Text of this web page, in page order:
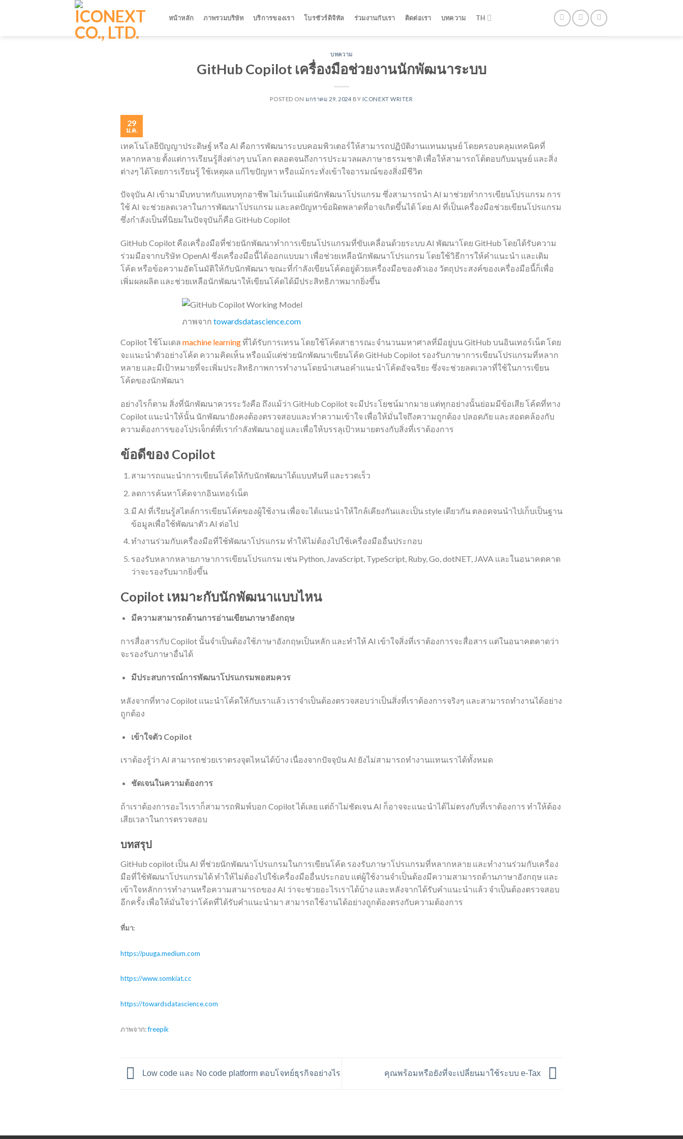
หน้าหลัก ภาพรวมบริษัท บริการของเรา โบรชัวร์ดิจิทัล ร่วมงานกับเรา ติดต่อเรา บทความ TH
บทความ
GitHub Copilot เครื่องมือช่วยงานนักพัฒนาระบบ
POSTED ONมกราคม 29, 2024 BY ICONEXT WRITER
29
ม.ค.
เทคโนโลยีปัญญาประดิษฐ์ หรือ AI คือการพัฒนาระบบคอมพิวเตอร์ให้สามารถปฏิบัติงานแทนมนุษย์ โดยครอบคลุมเทคนิคที่
หลากหลาย ตั้งแต่การเรียนรู้สิ่งต่างๆ บนโลก ตลอดจนถึงการประมวลผลภาษาธรรมชาติ เพื่อให้สามารถโต้ตอบกับมนุษย์ และสิ่ง
ต่างๆ ได้โดยการเรียนรู้ ใช้เหตุผล แก้ไขปัญหา หรือแม้กระทั่งเข้าใจอารมณ์ของสิ่งมีชีวิต
ปัจจุบัน AI เข้ามามีบทบาทกับแทบทุกอาชีพ ไม่เว้นแม้แต่นักพัฒนาโปรแกรม ซึ่งสามารถนำ AI มาช่วยทำการเขียนโปรแกรม การ
ใช้ AI จะช่วยลดเวลาในการพัฒนาโปรแกรม และลดปัญหาข้อผิดพลาดที่อาจเกิดขึ้นได้ โดย AI ที่เป็นเครื่องมือช่วยเขียนโปรแกรม
ซึ่งกำลังเป็นที่นิยมในปัจจุบันก็คือ GitHub Copilot
GitHub Copilot คือเครื่องมือที่ช่วยนักพัฒนาทำการเขียนโปรแกรมที่ขับเคลื่อนด้วยระบบ AI พัฒนาโดย GitHub โดยได้รับความ
ร่วมมือจากบริษัท OpenAI ซึ่งเครื่องมือนี้ได้ออกแบบมา เพื่อช่วยเหลือนักพัฒนาโปรแกรม โดยใช้วิธีการให้คำแนะนำ และเติม
โค้ด หรือข้อความอัตโนมัติให้กับนักพัฒนา ขณะที่กำลังเขียนโค้ดอยู่ด้วยเครื่องมือของตัวเอง วัตถุประสงค์ของเครื่องมือนี้ก็เพื่อ
เพิ่มผลผลิต และช่วยเหลือนักพัฒนาให้เขียนโค้ดได้มีประสิทธิภาพมากยิ่งขึ้น
ภาพจากtowardsdatascience.com
Copilot ใช้โมเดล machine learningที่ได้รับการเทรน โดยใช้โค้ดสาธารณะจำนวนมหาศาลที่มีอยู่บน GitHub บนอินเทอร์เน็ต โดย
จะแนะนำตัวอย่างโค้ด ความคิดเห็น หรือแม้แต่ช่วยนักพัฒนาเขียนโค้ด GitHub Copilot รองรับภาษาการเขียนโปรแกรมที่หลาก
หลาย และมีเป้าหมายที่จะเพิ่มประสิทธิภาพการทำงานโดยนำเสนอคำแนะนำโค้ดอัจฉริยะ ซึ่งจะช่วยลดเวลาที่ใช้ในการเขียน
โค้ดของนักพัฒนา
อย่างไรก็ตาม สิ่งที่นักพัฒนาควรระวังคือ ถึงแม้ว่า GitHub Copilot จะมีประโยชน์มากมาย แต่ทุกอย่างนั้นย่อมมีข้อเสีย โค้ดที่ทาง
Copilot แนะนำให้นั้น นักพัฒนายังคงต้องตรวจสอบและทำความเข้าใจ เพื่อให้มั่นใจถึงความถูกต้อง ปลอดภัย และสอดคล้องกับ
ความต้องการของโปรเจ็กต์ที่เรากำลังพัฒนาอยู่ และเพื่อให้บรรลุเป้าหมายตรงกับสิ่งที่เราต้องการ
ข้อดีของ Copilot
สามารถแนะนำการเขียนโค้ดให้กับนักพัฒนาได้แบบทันที และรวดเร็ว
ลดการค้นหาโค้ดจากอินเทอร์เน็ต
มี AI ที่เรียนรู้สไตล์การเขียนโค้ดของผู้ใช้งาน เพื่อจะได้แนะนำให้ใกล้เคียงกันและเป็น style เดียวกัน ตลอดจนนำไปเก็บเป็นฐาน
ข้อมูลเพื่อใช้พัฒนาตัว AI ต่อไป
ทำงานร่วมกับเครื่องมือที่ใช้พัฒนาโปรแกรม ทำให้ไม่ต้องไปใช้เครื่องมืออื่นประกอบ
รองรับหลากหลายภาษาการเขียนโปรแกรม เช่น Python, JavaScript, TypeScript, Ruby, Go, dotNET, JAVA และในอนาคตคาด
ว่าจะรองรับมากยิ่งขึ้น
Copilot เหมาะกับนักพัฒนาแบบไหน
มีความสามารถด้านการอ่านเขียนภาษาอังกฤษ
การสื่อสารกับ Copilot นั้นจำเป็นต้องใช้ภาษาอังกฤษเป็นหลัก และทำให้ AI เข้าใจสิ่งที่เราต้องการจะสื่อสาร แต่ในอนาคตคาดว่า
จะรองรับภาษาอื่นได้
มีประสบการณ์การพัฒนาโปรแกรมพอสมควร
หลังจากที่ทาง Copilot แนะนำโค้ดให้กับเราแล้ว เราจำเป็นต้องตรวจสอบว่าเป็นสิ่งที่เราต้องการจริงๆ และสามารถทำงานได้อย่าง
ถูกต้อง
เข้าใจตัว Copilot
เราต้องรู้ว่า AI สามารถช่วยเราตรงจุดไหนได้บ้าง เนื่องจากปัจจุบัน AI ยังไม่สามารถทำงานแทนเราได้ทั้งหมด
ชัดเจนในความต้องการ
ถ้าเราต้องการอะไรเราก็สามารถพิมพ์บอก Copilot ได้เลย แต่ถ้าไม่ชัดเจน AI ก็อาจจะแนะนำได้ไม่ตรงกับที่เราต้องการ ทำให้ต้อง
เสียเวลาในการตรวจสอบ
บทสรุป
GitHub copilot เป็น AI ที่ช่วยนักพัฒนาโปรแกรมในการเขียนโค้ด รองรับภาษาโปรแกรมที่หลากหลาย และทำงานร่วมกับเครื่อง
มือที่ใช้พัฒนาโปรแกรมได้ ทำให้ไม่ต้องไปใช้เครื่องมืออื่นประกอบ แต่ผู้ใช้งานจำเป็นต้องมีความสามารถด้านภาษาอังกฤษ และ
เข้าใจหลักการทำงานหรือความสามารถของ AI ว่าจะช่วยอะไรเราได้บ้าง และหลังจากได้รับคำแนะนำแล้ว จำเป็นต้องตรวจสอบ
อีกครั้ง เพื่อให้มั่นใจว่าโค้ดที่ได้รับคำแนะนำมา สามารถใช้งานได้อย่างถูกต้องตรงกับความต้องการ
ที่มา:
https://puuga.medium.com
https://www.somkiat.cc
https://towardsdatascience.com
ภาพจาก:freepik
Low code และ No code platform ตอบโจทย์ธุรกิจอย่างไร คุณพร้อมหรือยังที่จะเปลี่ยนมาใช้ระบบ e-Tax